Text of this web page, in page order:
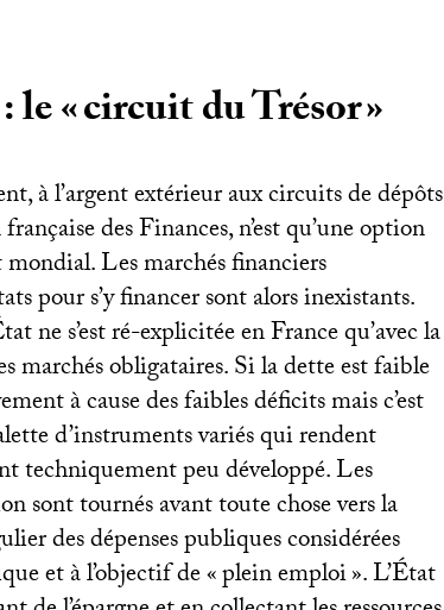
le «circuit du Trésor»
à l’argent extérieur aux circuits de dépôts
des Finances, n’est qu’une option
Les marchés financiers
pour s’y financer sont alors inexistants.
ne s’est ré-explicitée en France qu’avec la
marchés obligataires. Si la dette est faible
à cause des faibles déficits mais c’est
d’instruments variés qui rendent
techniquement peu développé. Les
sont tournés avant toute chose vers la
des dépenses publiques considérées
et à l’objectif de «plein emploi». L’État